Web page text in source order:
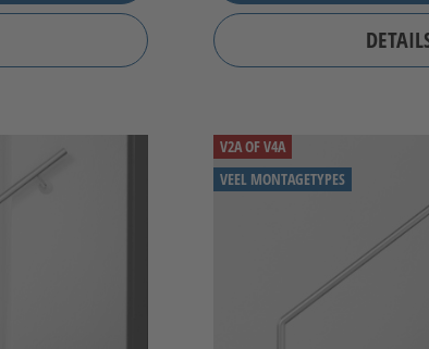
V2A OF V4A
VEEL MONTAGETYPES